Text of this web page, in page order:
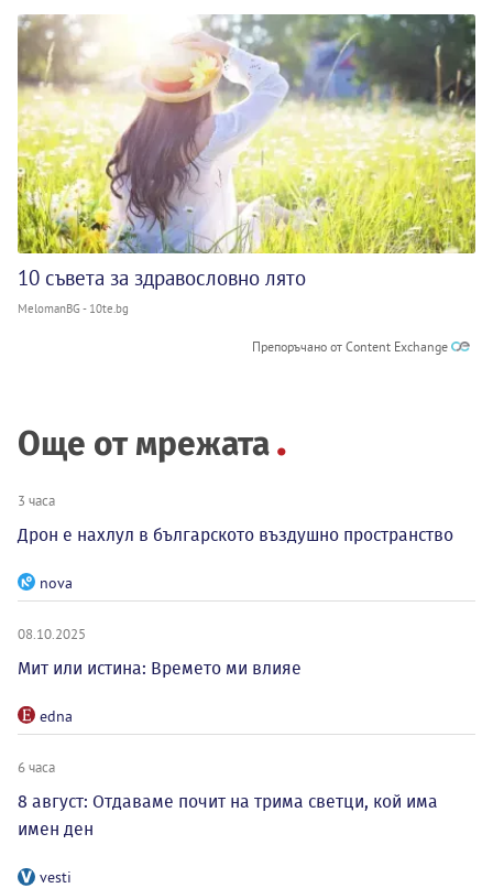
10 съвета за здравословно лято
MelomanBG - 10te.bg
Препоръчано от Content Exchange
Още от мрежата
3 часа
Дрон е нахлул в българското въздушно пространство
nova
08.10.2025
Мит или истина: Времето ми влияе
edna
6 часа
8 август: Отдаваме почит на трима светци, кой има
имен ден
vesti